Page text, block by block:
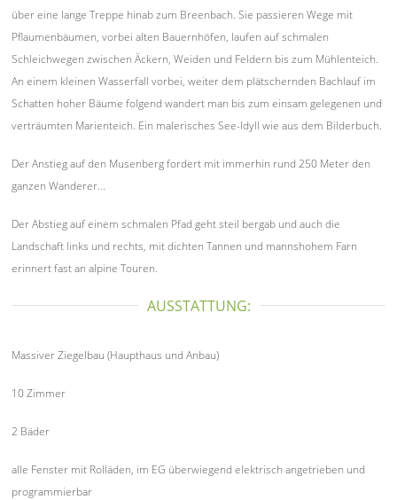
über eine lange Treppe hinab zum Breenbach. Sie passieren Wege mit
Pflaumenbäumen, vorbei alten Bauernhöfen, laufen auf schmalen
Schleichwegen zwischen Äckern, Weiden und Feldern bis zum Mühlenteich.
An einem kleinen Wasserfall vorbei, weiter dem plätschernden Bachlauf im
Schatten hoher Bäume folgend wandert man bis zum einsam gelegenen und
verträumten Marienteich. Ein malerisches See-Idyll wie aus dem Bilderbuch.
Der Anstieg auf den Musenberg fordert mit immerhin rund 250 Meter den
ganzen Wanderer...
Der Abstieg auf einem schmalen Pfad geht steil bergab und auch die
Landschaft links und rechts, mit dichten Tannen und mannshohem Farn
erinnert fast an alpine Touren.
AUSSTATTUNG:
Massiver Ziegelbau (Haupthaus und Anbau)
10 Zimmer
2 Bäder
alle Fenster mit Rolläden, im EG überwiegend elektrisch angetrieben und
programmierbar